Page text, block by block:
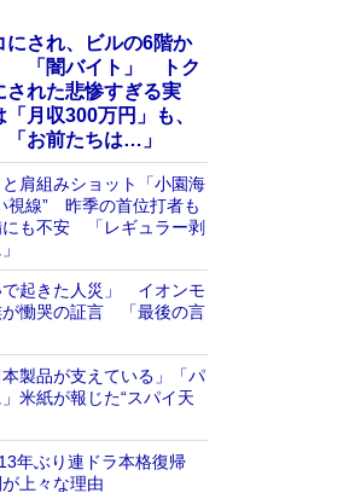
にされ、ビルの6階か
「闇バイト」 トク
された悲惨すぎる実
月収300万円」も、
「お前たちは…」
と肩組みショット「小園海
視線” 昨季の首位打者も
も不安 「レギュラー剥
で起きた人災」 イオンモ
が慟哭の証言 「最後の言
本製品が支えている」「パ
米紙が報じた“スパイ天
年ぶり連ドラ本格復帰
上々な理由